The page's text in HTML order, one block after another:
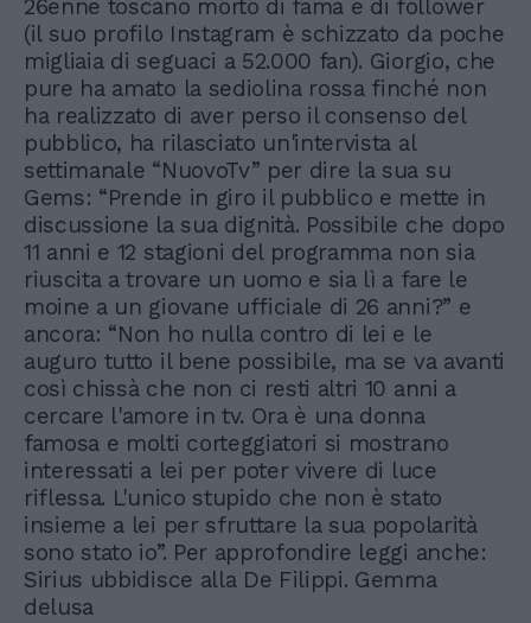
26enne toscano morto di fama e di follower
(il suo profilo Instagram è schizzato da poche
migliaia di seguaci a 52.000 fan). Giorgio, che
pure ha amato la sediolina rossa finché non
ha realizzato di aver perso il consenso del
pubblico, ha rilasciato un'intervista al
settimanale “NuovoTv” per dire la sua su
Gems: “Prende in giro il pubblico e mette in
discussione la sua dignità. Possibile che dopo
11 anni e 12 stagioni del programma non sia
riuscita a trovare un uomo e sia lì a fare le
moine a un giovane ufficiale di 26 anni?” e
ancora: “Non ho nulla contro di lei e le
auguro tutto il bene possibile, ma se va avanti
così chissà che non ci resti altri 10 anni a
cercare l'amore in tv. Ora è una donna
famosa e molti corteggiatori si mostrano
interessati a lei per poter vivere di luce
riflessa. L'unico stupido che non è stato
insieme a lei per sfruttare la sua popolarità
sono stato io”. Per approfondire leggi anche:
Sirius ubbidisce alla De Filippi. Gemma
delusa